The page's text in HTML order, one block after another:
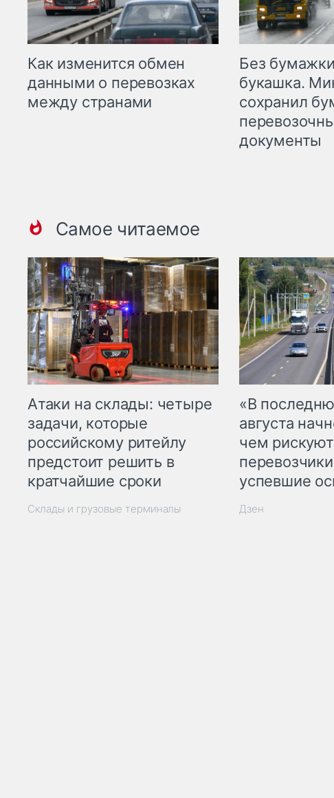
Как изменится обмен
данными о перевозках
между странами
Без
букашка.
сохранил
документы
Самое читаемое
Атаки на склады: четыре
задачи, которые
российскому ритейлу
предстоит решить в
кратчайшие сроки
Склады и грузовые терминалы
«В
августа
чем рискуют
успевшие
Дзен